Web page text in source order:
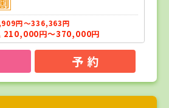
円～336,363円
210,000円～370,000円
予 約